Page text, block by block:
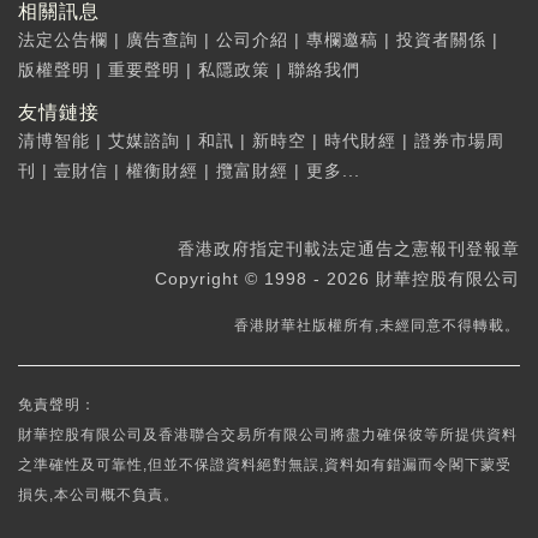
相關訊息
法定公告欄 | 廣告查詢 | 公司介紹 | 專欄邀稿 | 投資者關係 |
版權聲明 | 重要聲明 | 私隱政策 | 聯絡我們
友情鏈接
清博智能 | 艾媒諮詢 | 和訊 | 新時空 | 時代財經 | 證券市場周
刊
| 壹財信 | 權衡財經 | 攬富財經 | 更多...
香港政府指定刊載法定通告之憲報刊登報章
Copyright © 1998 - 2026 財華控股有限公司
香港財華社版權所有,未經同意不得轉載。
免責聲明：
財華控股有限公司及香港聯合交易所有限公司將盡力確保彼等所提供資料
之準確性及可靠性,但並不保證資料絕對無誤,資料如有錯漏而令閣下蒙受
損失,本公司概不負責。